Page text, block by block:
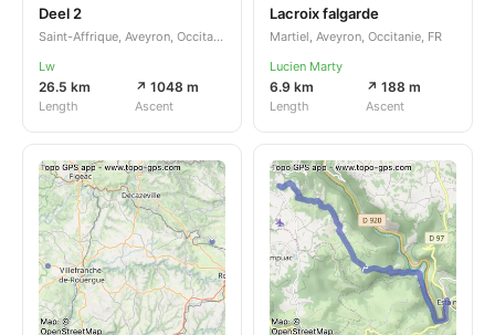
Deel 2
Saint-Affrique, Aveyron, Occitanie, FR
Lw
26.5 km
Length
↗ 1048 m
Ascent
Lacroix falgarde
Martiel, Aveyron, Occitanie, FR
Lucien Marty
6.9 km
Length
↗ 188 m
Ascent